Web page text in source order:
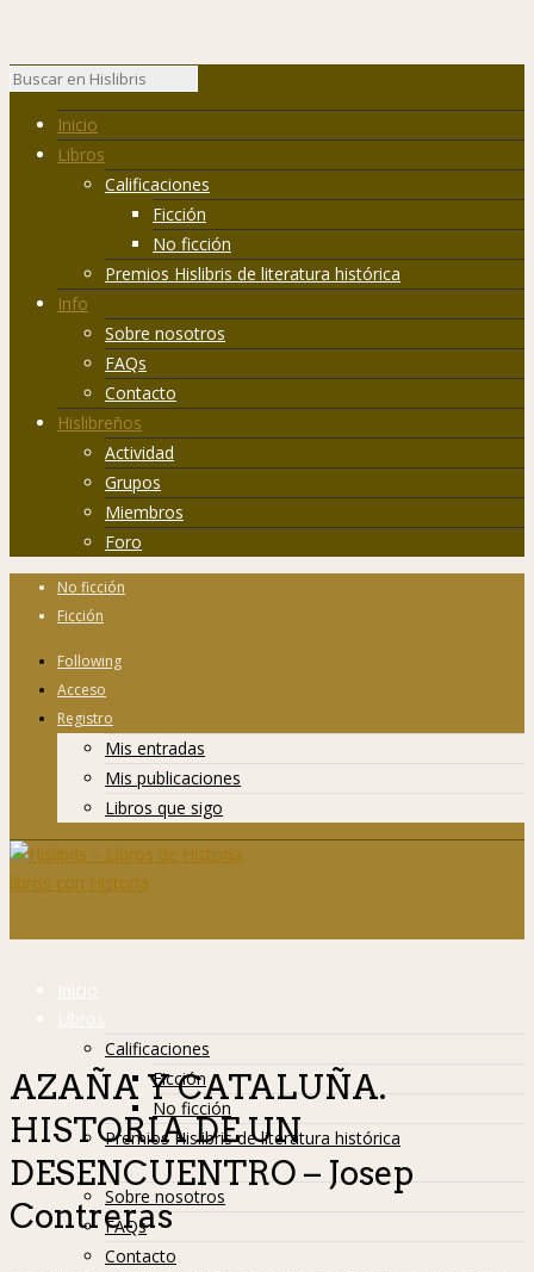
Inicio
Libros
Calificaciones
Ficción
No ficción
Premios Hislibris de literatura histórica
Info
Sobre nosotros
FAQs
Contacto
Hislibreños
Actividad
Grupos
Miembros
Foro
No ficción
Ficción
Following
Acceso
Registro
Mis entradas
Mis publicaciones
Libros que sigo
Inicio
Libros
Calificaciones
Ficción
No ficción
Premios Hislibris de literatura histórica
Info
Sobre nosotros
FAQs
Contacto
AZAÑA Y CATALUÑA.
HISTORIA DE UN
DESENCUENTRO – Josep
Contreras